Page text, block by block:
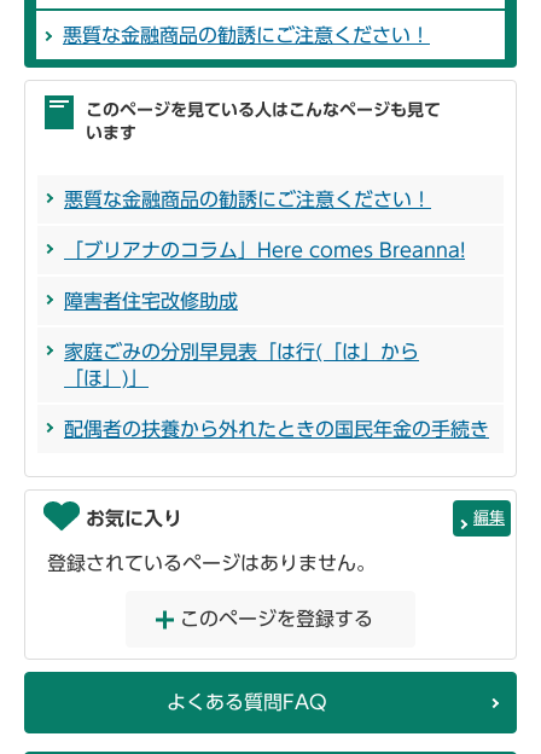
悪質な金融商品の勧誘にご注意ください！
このページを見ている人はこんなページも見て
います
悪質な金融商品の勧誘にご注意ください！
「ブリアナのコラム」Here comes Breanna!
障害者住宅改修助成
家庭ごみの分別早見表「は行(「は」から
「ほ」)」
配偶者の扶養から外れたときの国民年金の手続き
お気に入り 編集
登録されているページはありません。
このページを登録する
よくある質問FAQ